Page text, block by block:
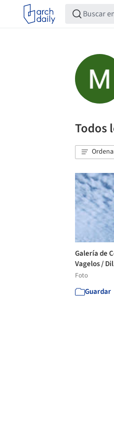
Todos
Galería de
Vagelos /
Foto
Guardar